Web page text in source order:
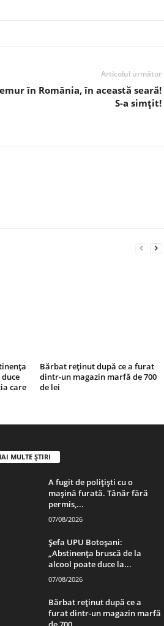
Articolul următor
în România, în această seară!
S-a simțit!
care
Bărbat reținut după ce a furat
dintr-un magazin marfă de 700
de lei
MULTE ȘTIRI
A fugit de polițiști cu o
mașină furată. Tânăr fără
permis,...
07/08/2026
Șefa UPU Botoșani:
„Abstinența bruscă de la
alcool poate duce la...
07/08/2026
Bărbat reținut după ce a
furat dintr-un magazin marfă